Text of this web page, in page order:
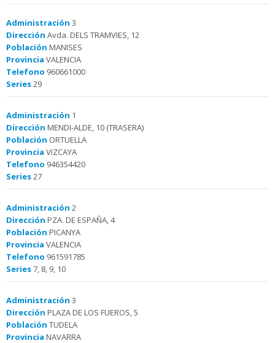
Administración 3
Dirección Avda. DELS TRAMVIES, 12
Población MANISES
Provincia VALENCIA
Telefono 960661000
Series29
Administración 1
Dirección MENDI-ALDE, 10 (TRASERA)
Población ORTUELLA
Provincia VIZCAYA
Telefono 946354420
Series27
Administración 2
Dirección PZA. DE ESPAÑA, 4
Población PICANYA
Provincia VALENCIA
Telefono 961591785
Series7, 8, 9, 10
Administración 3
Dirección PLAZA DE LOS FUEROS, 5
Población TUDELA
Provincia NAVARRA